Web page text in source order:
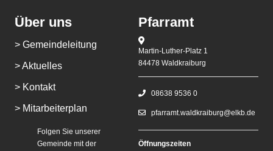
Über uns
> Gemeindeleitung
> Aktuelles
> Kontakt
> Mitarbeiterplan
Folgen Sie unserer
Gemeinde mit der
Pfarramt
Martin-Luther-Platz 1
84478 Waldkraiburg
08638 9536 0
pfarramt.waldkraiburg@elkb.de
Öffnungszeiten